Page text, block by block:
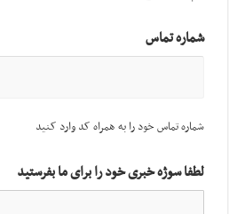
شماره تماس
شماره تماس خود را به همراه کد وارد کنید
لطفا سوژه خبری خود را برای ما بفرستید